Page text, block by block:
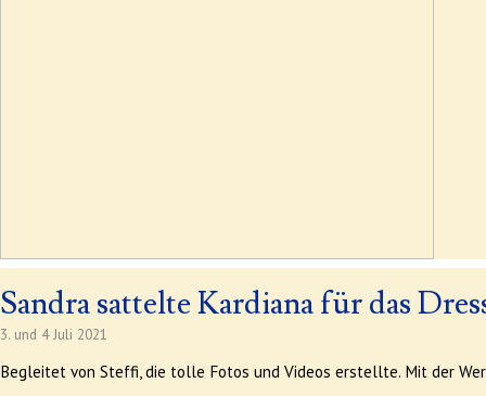
Sandra sattelte Kardiana für das
3. und 4 Juli 2021
Begleitet von Steffi, die tolle Fotos und Videos erstellte. Mit der